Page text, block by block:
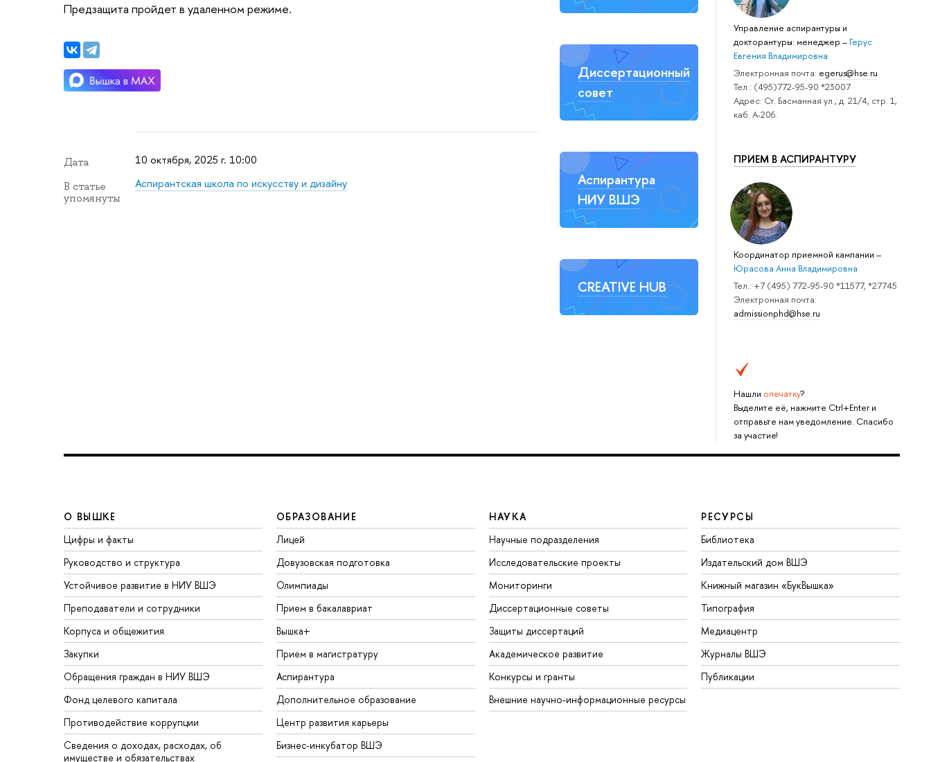
Диссертационный
совет
Аспирантура
НИУ ВШЭ
CREATIVE HUB
Управление аспирантуры и
докторантуры: менеджер– Герус
Евгения Владимировна
Электронная почта: egerus@hse.ru
Тел.: (495)772-95-90 *23007
Адрес: Ст. Басманная ул., д. 21/4, стр. 1,
каб. А-206.
ПРИЕМ В АСПИРАНТУРУ
Координатор приемной кампании–
Юрасова Анна Владимировна
Тел.: +7 (495) 772-95-90 *11577, *27745
Электронная почта:
admissionphd@hse.ru
Нашли опечатку?
Выделите её, нажмите Ctrl+Enter и
отправьте нам уведомление. Спасибо
за участие!
Предзащита пройдет в удаленном режиме.
Дата 10 октября, 2025 г. 10:00
В статье
упомянуты
Аспирантская школа по искусству и дизайну
О ВЫШКЕ
Цифры и факты
Руководство и структура
Устойчивое развитие в НИУ ВШЭ
Преподаватели и сотрудники
Корпуса и общежития
Закупки
Обращения граждан в НИУ ВШЭ
Фонд целевого капитала
Противодействие коррупции
Сведения о доходах, расходах, об
имуществе и обязательствах
ОБРАЗОВАНИЕ
Лицей
Довузовская подготовка
Олимпиады
Прием в бакалавриат
Вышка+
Прием в магистратуру
Аспирантура
Дополнительное образование
Центр развития карьеры
Бизнес-инкубатор ВШЭ
НАУКА
Научные подразделения
Исследовательские проекты
Мониторинги
Диссертационные советы
Защиты диссертаций
Академическое развитие
Конкурсы и гранты
Внешние научно-информационные ресурсы
РЕСУРСЫ
Библиотека
Издательский дом ВШЭ
Книжный магазин «БукВышка»
Типография
Медиацентр
Журналы ВШЭ
Публикации